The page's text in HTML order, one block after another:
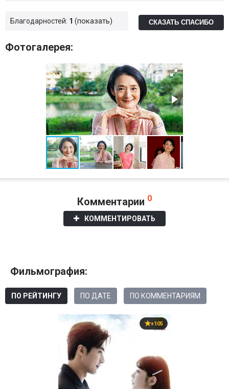
Благодарностей: 1 показать СКАЗАТЬ СПАСИБО
Фотогалерея:
Комментарии 0
КОММЕНТИРОВАТЬ
Фильмография:
ПО РЕЙТИНГУ ПО ДАТЕ ПО КОММЕНТАРИЯМ
+105